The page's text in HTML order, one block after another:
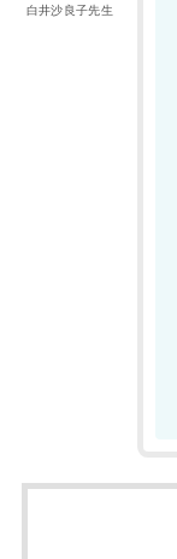
白井沙良子先生